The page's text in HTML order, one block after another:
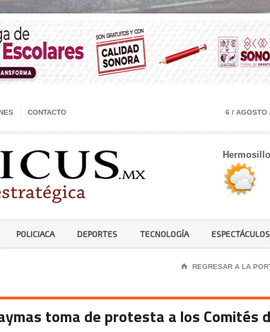
CONTACTO 6 / AGOSTO
POLICIACA DEPORTES TECNOLOGÍA ESPECTÁCULOS
⌂ REGRESAR A LA
toma de protesta a los Comités